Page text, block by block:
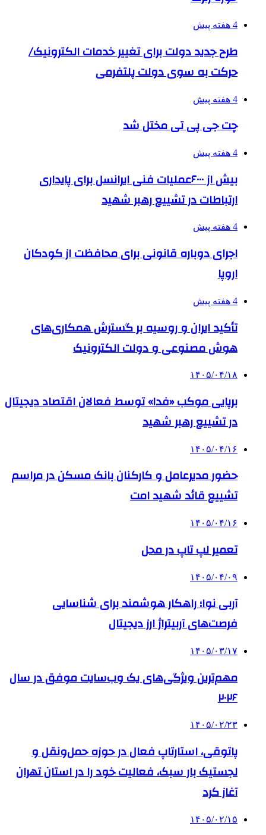
طرح جدید دولت برای تغییر خدمات الکترونیک/
حرکت به سوی دولت پلتفرمی
چت جی پی تی مختل شد
بیش از ۶۰۰۰عملیات فنی ایرانسل برای پایداری
ارتباطات در تشییع رهبر شهید
اجرای دوباره قانونی برای محافظت از کودکان
اروپا
تأکید ایران و روسیه بر گسترش همکاری‌های
هوش مصنوعی و دولت الکترونیک
۱۴۰۵/۰۴/۱۸
برپایی موکب «فدا» توسط فعالان اقتصاد دیجیتال
در تشییع رهبر شهید
۱۴۰۵/۰۴/۱۶
حضور مدیرعامل و کارکنان بانک مسکن در مراسم
تشییع قائد شهید امت
۱۴۰۵/۰۴/۱۶
تعمیر لپ تاپ در محل
۱۴۰۵/۰۴/۰۹
آربی نوا؛ راهکار هوشمند برای شناسایی
فرصت‌های آربیتراژ ارز دیجیتال
۱۴۰۵/۰۳/۱۷
مهم‌ترین ویژگی‌های یک وب‌سایت موفق در سال
۲۰۲۶
۱۴۰۵/۰۲/۲۳
پاتوقی، استارتاپ فعال در حوزه حمل‌ونقل و
لجستیک بار سبک، فعالیت خود را در استان تهران
آغاز کرد
۱۴۰۵/۰۲/۱۵